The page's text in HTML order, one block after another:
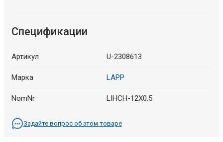
Спецификации
Артикул U-2308613
Марка LAPP
NomNr LIHCH-12X0.5
Задайте вопрос об этом товаре